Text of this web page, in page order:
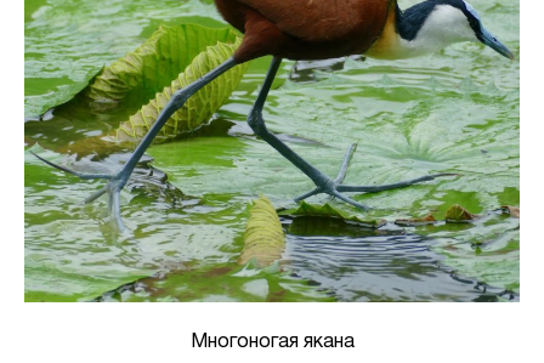
Многоногая якана